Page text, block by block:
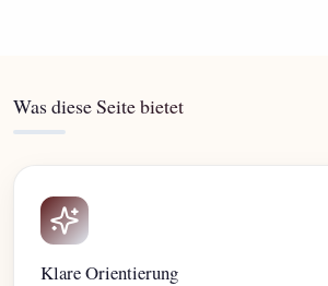
Was diese Seite bietet
Klare Orientierung